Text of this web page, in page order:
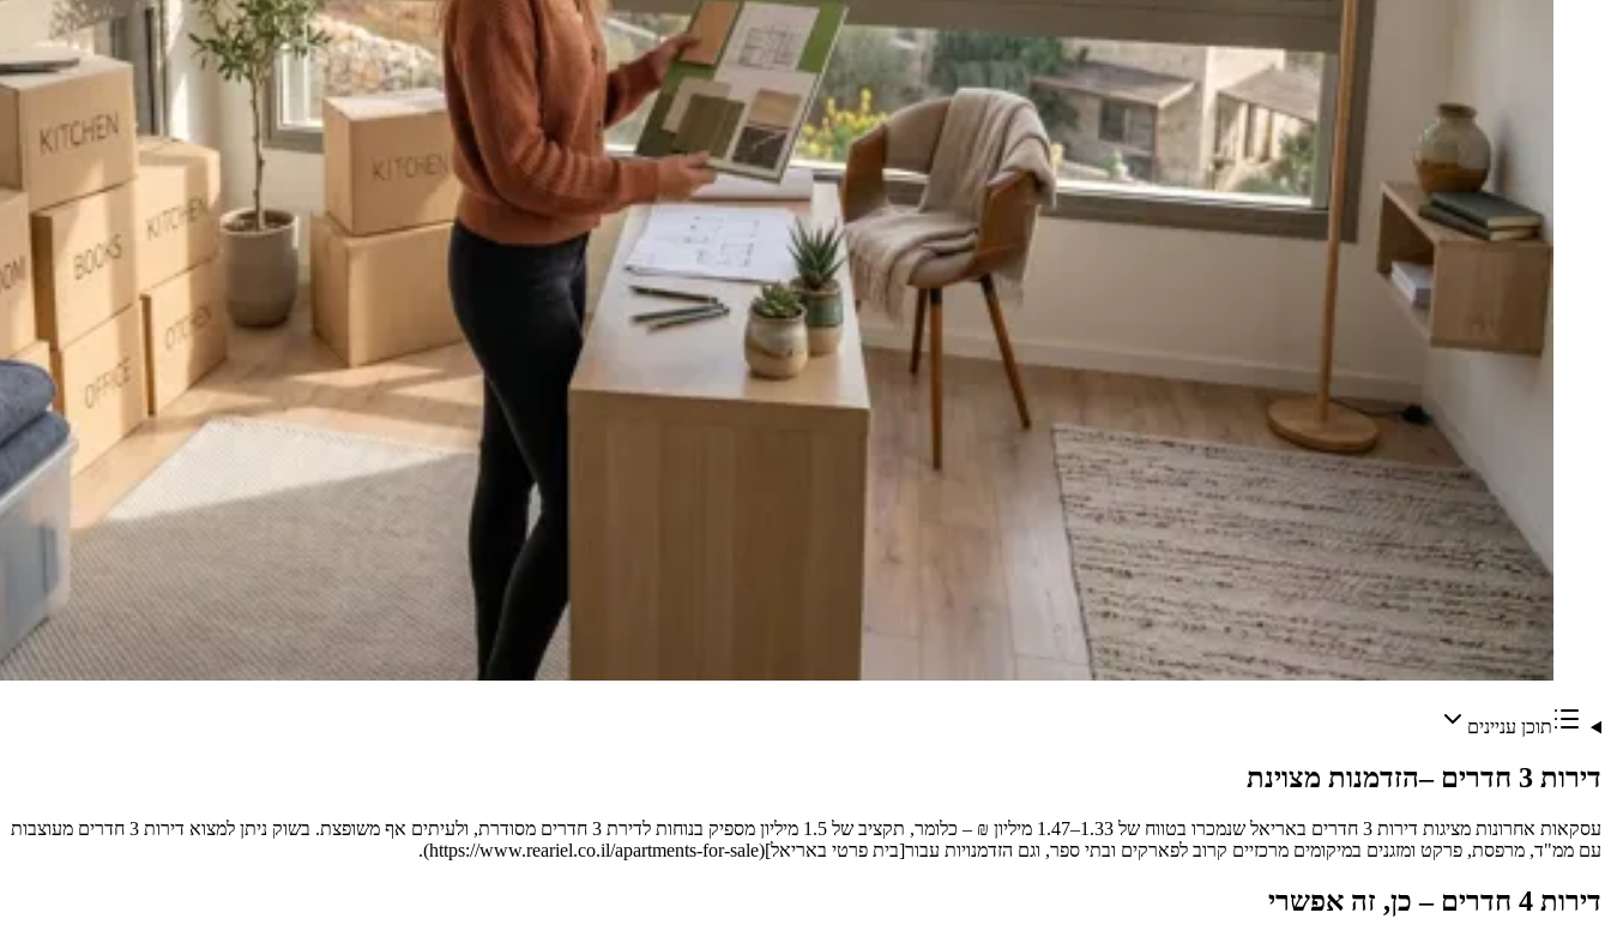
תוכן עניינים
דירות 3 חדרים –הזדמנות מצוינת
עסקאות אחרונות מציגות דירות 3 חדרים באריאל שנמכרו בטווח של 1.33–1.47 מיליון ₪ – כלומר, תקציב של 1.5 מיליון מספיק בנוחות לדירת 3 חדרים מסודרת, ולעיתים אף משופצת. בשוק ניתן למצוא דירות 3 חדרים מעוצבות
עם ממ"ד, מרפסת, פרקט ומזגנים במיקומים מרכזיים קרוב לפארקים ובתי ספר, וגם הזדמנויות עבור[בית פרטי באריאל](https://www.reariel.co.il/apartments-for-sale).
דירות 4 חדרים – כן, זה אפשרי